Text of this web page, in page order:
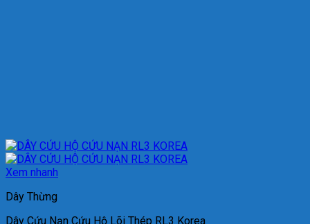
Xem nhanh
Dây Thừng
Dây Cứu Nạn Cứu Hộ Lõi Thép RL3 Korea